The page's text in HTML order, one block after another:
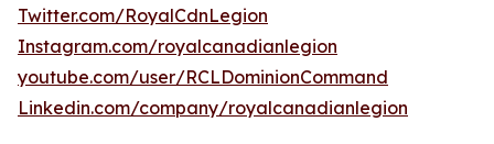
Twitter.com/RoyalCdnLegion
Instagram.com/royalcanadianlegion
youtube.com/user/RCLDominionCommand
Linkedin.com/company/royalcanadianlegion